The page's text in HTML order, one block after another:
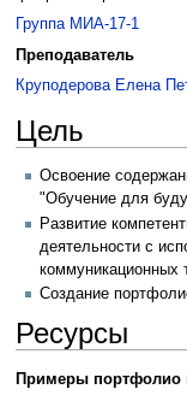
Группа МИА-17-1
Преподаватель
Круподерова Елена
Цель
Освоение
"Обучение для
Развитие
деятельности с
коммуникационных
Создание
Ресурсы
Примеры портфолио